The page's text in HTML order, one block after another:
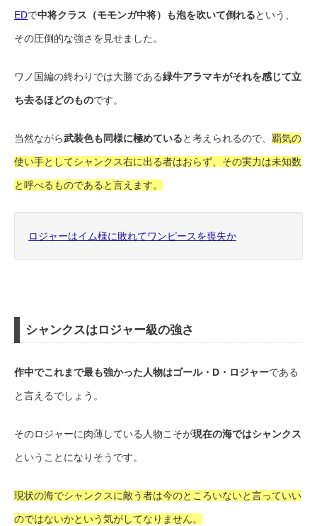
EDで中将クラス（モモンガ中将）も泡を吹いて倒れるという、
その圧倒的な強さを見せました。
ワノ国編の終わりでは大勝である緑牛アラマキがそれを感じて立
ち去るほどのものです。
当然ながら武装色も同様に極めていると考えられるので、 覇気の
使い手としてシャンクス右に出る者はおらず、その実力は未知数
と呼べるものであると言えます。
ロジャーはイム様に敗れてワンピースを喪失か
シャンクスはロジャー級の強さ
作中でこれまで最も強かった人物はゴール・D・ロジャーである
と言えるでしょう。
そのロジャーに肉薄している人物こそが現在の海ではシャンクス
ということになりそうです。
現状の海でシャンクスに敵う者は今のところいないと言っていい
のではないかという気がしてなりません。